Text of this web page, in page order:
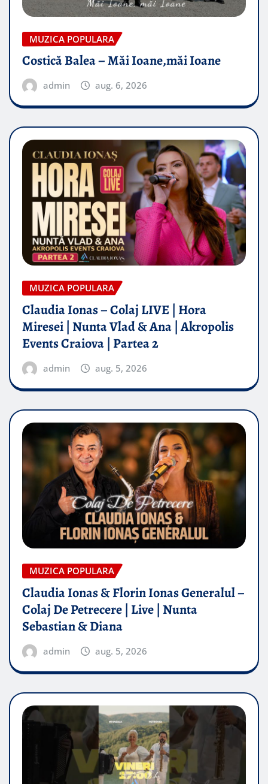
MUZICA POPULARA
Costică Balea – Măi Ioane,măi Ioane
admin aug. 6, 2026
MUZICA POPULARA
Claudia Ionas – Colaj LIVE | Hora
Miresei | Nunta Vlad & Ana | Akropolis
Events Craiova | Partea 2
admin aug. 5, 2026
MUZICA POPULARA
Claudia Ionas & Florin Ionas Generalul –
Colaj De Petrecere | Live | Nunta
Sebastian & Diana
admin aug. 5, 2026